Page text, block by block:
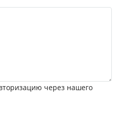
через нашего